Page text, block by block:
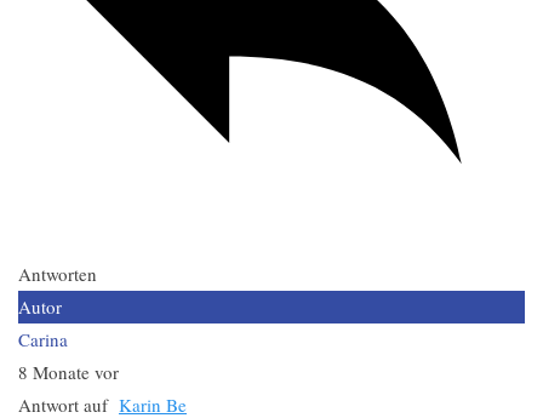
Antworten
Autor
Carina
8 Monate vor
Antwort auf Karin Be